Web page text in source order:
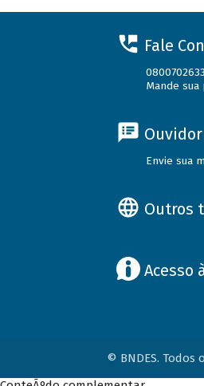
Fale
Mande
Envie sua
Outros
Acesso
© BNDES. Todos